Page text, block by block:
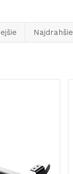
Najdrahšie